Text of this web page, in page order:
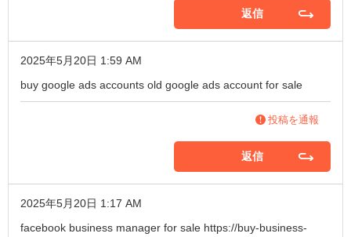
返信
2025年5月20日 1:59 AM
buy google ads accounts old google ads account for sale
投稿を通報
返信
2025年5月20日 1:17 AM
facebook business manager for sale https://buy-business-